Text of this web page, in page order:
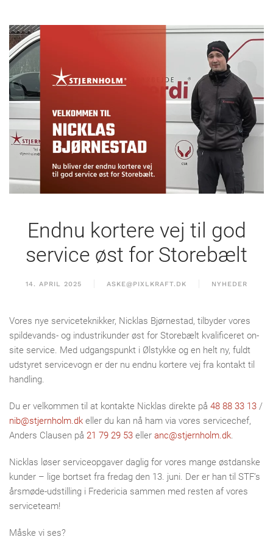
Endnu kortere vej til god
service øst for Storebælt
14. APRIL 2025 ASKE@PIXLKRAFT.DK NYHEDER
Vores nye serviceteknikker, Nicklas Bjørnestad, tilbyder vores
spildevands- og industrikunder øst for Storebælt kvalificeret on-
site service. Med udgangspunkt i Ølstykke og en helt ny, fuldt
udstyret servicevogn er der nu endnu kortere vej fra kontakt til
handling.
Du er velkommen til at kontakte Nicklas direkte på 48 88 33 13 /
nib@stjernholm.dk eller du kan nå ham via vores servicechef,
Anders Clausen på 21 79 29 53 eller anc@stjernholm.dk.
Nicklas løser serviceopgaver daglig for vores mange østdanske
kunder – lige bortset fra fredag den 13. juni. Der er han til STF’s
årsmøde-udstilling i Fredericia sammen med resten af vores
serviceteam!
Måske vi ses?